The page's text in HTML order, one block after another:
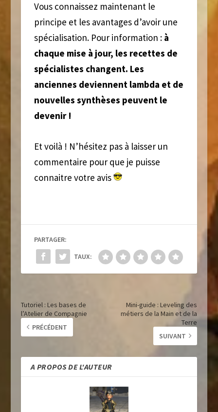
Vous connaissez maintenant le
principe et les avantages d’avoir une
spécialisation. Pour information : à
chaque mise à jour, les recettes de
spécialistes changent. Les
anciennes deviennent lambda et de
nouvelles synthèses peuvent le
devenir !
Et voilà ! N’hésitez pas à laisser un
commentaire pour que je puisse
connaitre votre avis
PARTAGER:
TAUX:
Tutoriel : Les bases de
l’Atelier de Compagnie
PRÉCÉDENT
Mini-guide : Leveling des
métiers de la Main et de la
Terre
SUIVANT
A PROPOS DE L'AUTEUR